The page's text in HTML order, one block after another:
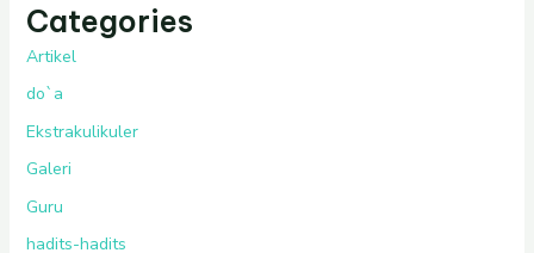
Categories
Artikel
do`a
Ekstrakulikuler
Galeri
Guru
hadits-hadits